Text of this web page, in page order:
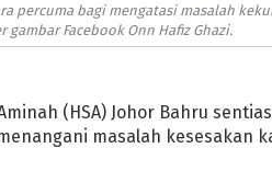
percuma bagi mengatasi masalah
gambar Facebook Onn Hafiz Ghazi.
(HSA) Johor Bahru
masalah kesesakan